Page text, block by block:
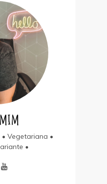
Vegetariana •
•